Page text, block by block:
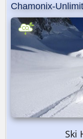
Chamonix-
Ski